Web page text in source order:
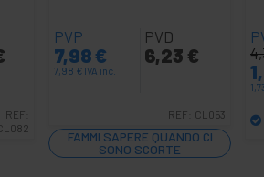
REF:
PVP
7,98€
7,98 € IVA inc.
PVD
6,23 €
REF: CL053
FAMMI SAPERE QUANDO CI
SONO SCORTE
1,73